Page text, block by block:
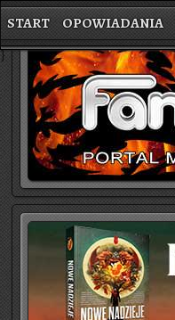
START OPOWIADANIA
}